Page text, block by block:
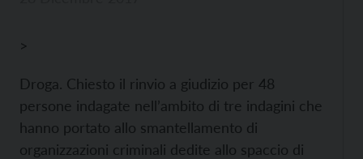
>
Droga. Chiesto il rinvio a giudizio per 48
persone indagate nell’ambito di tre indagini che
hanno portato allo smantellamento di
organizzazioni criminali dedite allo spaccio di